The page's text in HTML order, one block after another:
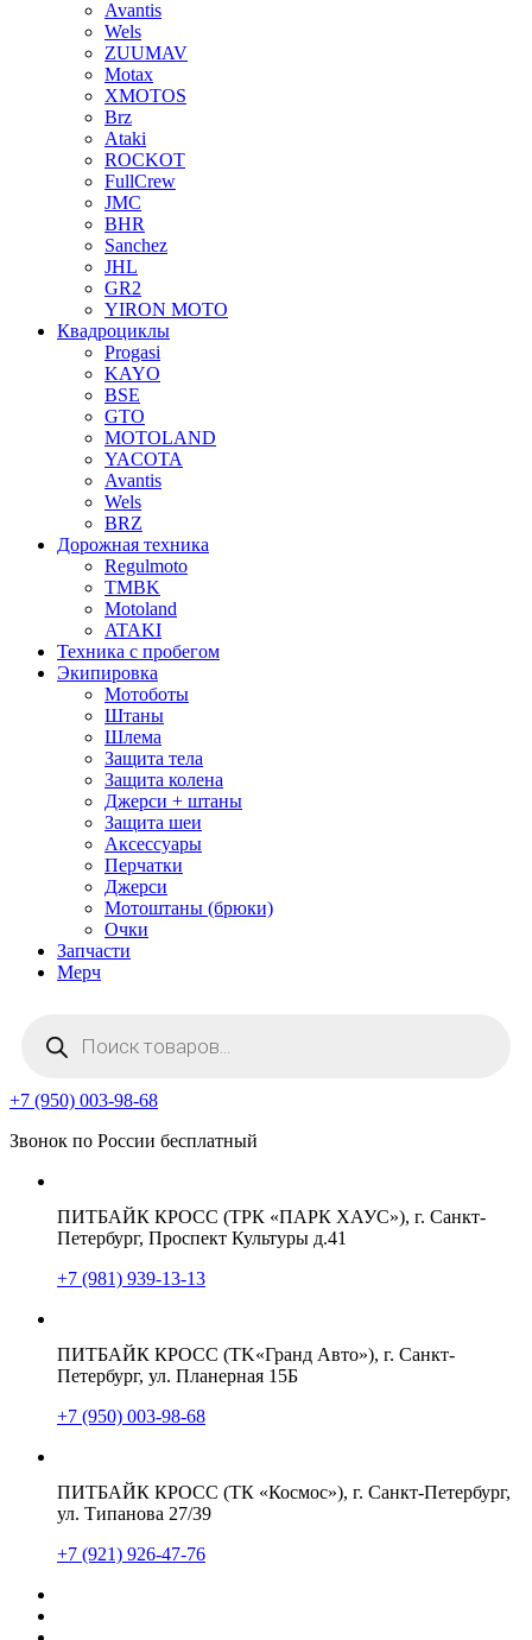
Avantis
Wels
ZUUMAV
Motax
XMOTOS
Brz
Ataki
ROCKOT
FullCrew
JMC
BHR
Sanchez
JHL
GR2
YIRON MOTO
Квадроциклы
Progasi
KAYO
BSE
GTO
MOTOLAND
YACOTA
Avantis
Wels
BRZ
Дорожная техника
Regulmoto
TMBK
Motoland
ATAKI
Техника с пробегом
Экипировка
Мотоботы
Штаны
Шлема
Защита тела
Защита колена
Джерси + штаны
Защита шеи
Аксессуары
Перчатки
Джерси
Мотоштаны (брюки)
Очки
Запчасти
Мерч
товаров
+7 (950) 003-98-68
Звонок по России бесплатный
ПИТБАЙК КРОСС (ТРК «ПАРК ХАУС»), г. Санкт-
Петербург, Проспект Культуры д.41
+7 (981) 939-13-13
ПИТБАЙК КРОСС (TK«Гранд Авто»), г. Санкт-
Петербург, ул. Планерная 15Б
+7 (950) 003-98-68
ПИТБАЙК КРОСС (ТК «Космос»), г. Санкт-Петербург,
ул. Типанова 27/39
+7 (921) 926-47-76